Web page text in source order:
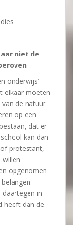
niet de
onderwijs’
elkaar moeten
de natuur
op een
dat er
kan dan
protestant,
willen
opgenomen
in
heeft dan de